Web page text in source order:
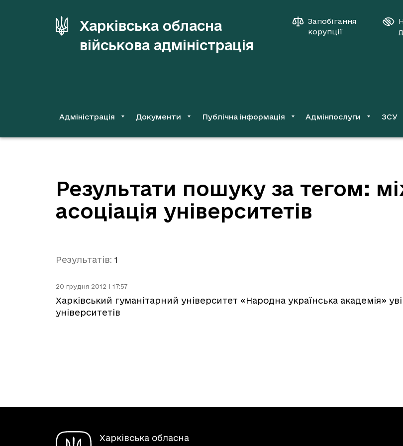
Харківська обласна
військова адміністрація
Запобігання
корупції
Адміністрація Документи Публічна інформація Адмінпослуги ЗСУ
Результати пошуку за тегом:
асоціація університетів
Результатів: 1
20 грудня 2012 | 17:57
Харківський гуманітарний університет «Народна українська академія»
університетів
Харківська обласна